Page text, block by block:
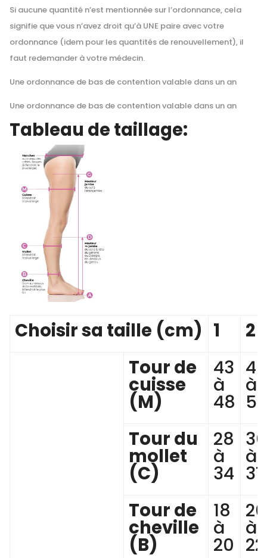
Si aucune quantité n’est mentionnée sur l’ordonnance, cela
signifie que vous n’avez droit qu’à UNE paire avec votre
ordonnance (idem pour les quantités de renouvellement), il
faut redemander à votre médecin.
Une ordonnance de bas de contention valable dans un an
Une ordonnance de bas de contention valable dans un an
Tableau de taillage:
Choisir sa taille (cm) 1
2
Tour de
cuisse
(M)
43
à
48
45
à
52
Tour du
mollet
(C)
28
à
34
30
à
37
Tour de
cheville
(B)
18
à
20
20
à
22